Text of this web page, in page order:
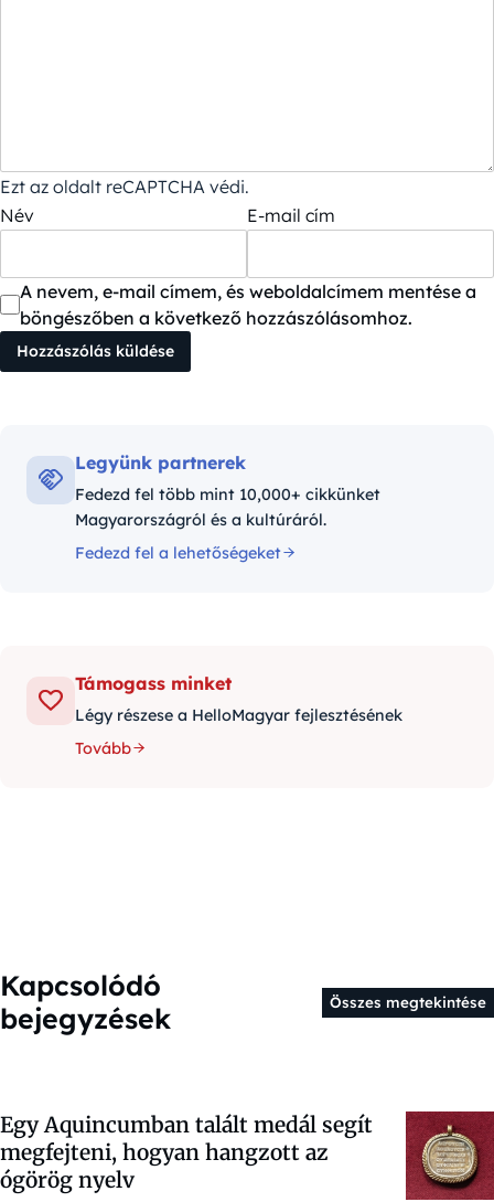
Ezt az oldalt reCAPTCHA védi.
Név
E-mail cím
A nevem, e-mail címem, és weboldalcímem mentése a
böngészőben a következő hozzászólásomhoz.
Legyünk partnerek
Fedezd fel több mint 10,000+ cikkünket
Magyarországról és a kultúráról.
Fedezd fel a lehetőségeket
Támogass minket
Légy részese a HelloMagyar fejlesztésének
Tovább
Kapcsolódó
bejegyzések
Összes megtekintése
Egy Aquincumban talált medál segít
megfejteni, hogyan hangzott az
ógörög nyelv